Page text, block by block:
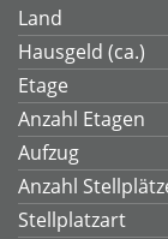
Land
Hausgeld (ca.)
Etage
Anzahl Etagen
Aufzug
Anzahl
Stellplatzart